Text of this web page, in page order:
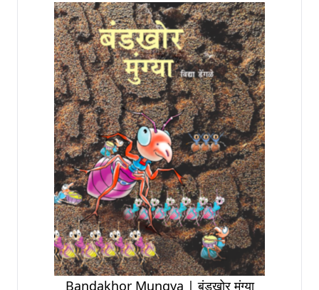
Bandakhor Mungya | बंडखोर मुंग्या